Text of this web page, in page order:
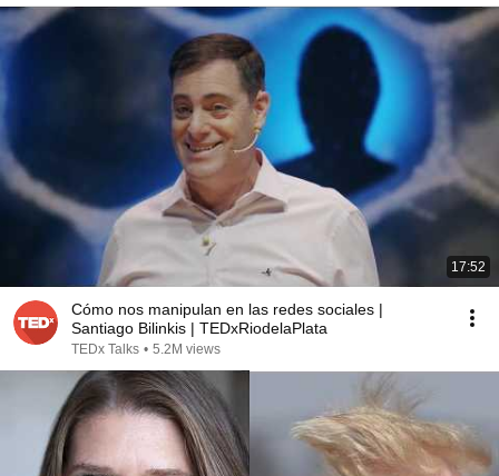
17:52
Cómo nos manipulan en las redes sociales |
Santiago Bilinkis | TEDxRiodelaPlata
TEDx Talks • 5.2M views